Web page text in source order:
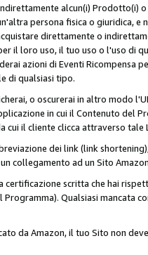
alcun(i) Prodotto(i)
persona fisica o giuridica,
direttamente o
il loro uso, il tuo uso o l'uso di
azioni di Eventi
di qualsiasi tipo.
o oscurerai in altro modo
in cui il Contenuto del
cui il cliente clicca attraverso tale
dei link (link
collegamento ad un Sito
certificazione scritta che hai
Qualsiasi mancata
da Amazon, il tuo Sito non